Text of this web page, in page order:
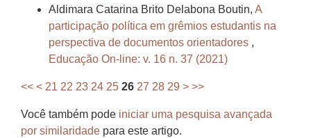
Aldimara Catarina Brito Delabona Boutin, A
participação política em grêmios estudantis na
perspectiva de documentos orientadores ,
Educação On-line: v. 16 n. 37 (2021)
<< < 21 22 23 24 25 26 27 28 29 > >>
Você também pode iniciar uma pesquisa avançada
por similaridade para este artigo.